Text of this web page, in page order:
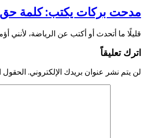
مدحت بركات يكتب: كلمة
قليلًا ما أتحدث أو أكتب عن الرياضة،
اترك تعليقاً
لن يتم نشر عنوان بريدك الإلكتروني. الحقول